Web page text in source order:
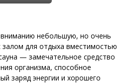
небольшую, но очень
залом для отдыха вместимостью
— замечательное средство
организма, способное
заряд энергии и хорошего